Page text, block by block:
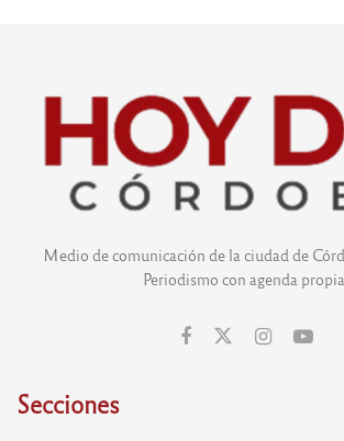
Medio de comunicación de la ciudad de
Periodismo con agenda propia.
Secciones